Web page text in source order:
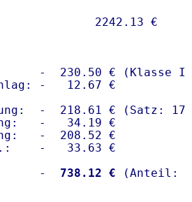
-  230.50 € (Klasse I)
-   12.67 €
-  218.61 € (Satz:
-   34.19 €
-  208.52 €
-   33.63 €
-
  738.12 €